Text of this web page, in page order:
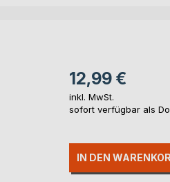
12,99 €
inkl. MwSt.
sofort verfügbar als
IN DEN